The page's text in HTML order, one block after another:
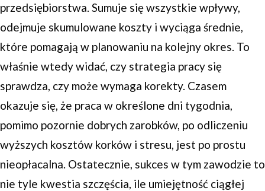
przedsiębiorstwa. Sumuje się wszystkie wpływy,
odejmuje skumulowane koszty i wyciąga średnie,
które pomagają w planowaniu na kolejny okres. To
właśnie wtedy widać, czy strategia pracy się
sprawdza, czy może wymaga korekty. Czasem
okazuje się, że praca w określone dni tygodnia,
pomimo pozornie dobrych zarobków, po odliczeniu
wyższych kosztów korków i stresu, jest po prostu
nieopłacalna. Ostatecznie, sukces w tym zawodzie to
nie tyle kwestia szczęścia, ile umiejętność ciągłej